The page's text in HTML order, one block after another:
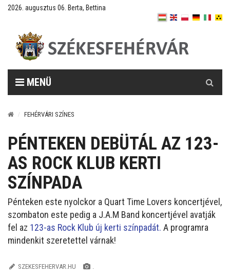
2026. augusztus 06. Berta, Bettina
MENÜ
FEHÉRVÁRI SZÍNES
PÉNTEKEN DEBÜTÁL AZ 123-
AS ROCK KLUB KERTI
SZÍNPADA
Pénteken este nyolckor a Quart Time Lovers koncertjével,
szombaton este pedig a J.A.M Band koncertjével avatják
fel az 123-as Rock Klub új kerti színpadát. A programra
mindenkit szeretettel várnak!
SZEKESFEHERVAR.HU .